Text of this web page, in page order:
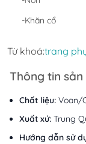
-Khăn cổ
Từ khoá:trang
Thông tin
Chất liệu: Voan/
Xuất xứ: Trung
Hướng dẫn sử